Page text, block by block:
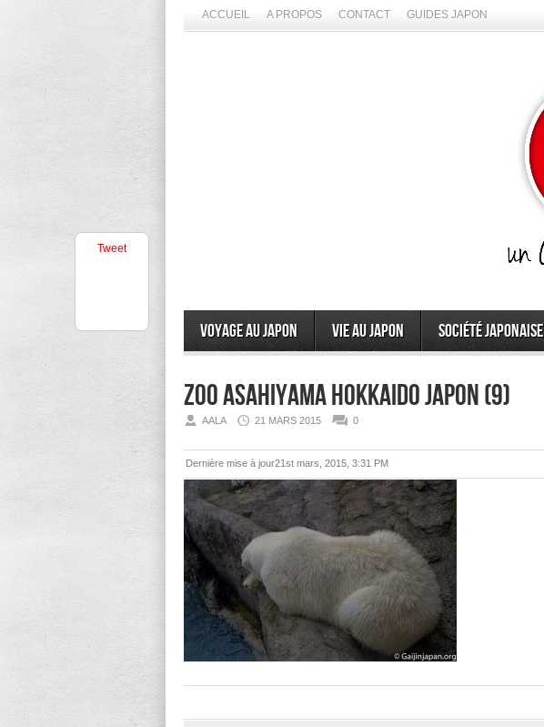
ACCUEIL A PROPOS CONTACT GUIDES JAPON
Voyage au Japon Vie au Japon Société japonaise
Zoo Asahiyama Hokkaido Japon (9)
AALA 21 MARS 2015 0
Dernière mise à jour21st mars, 2015, 3:31 PM
Tweet